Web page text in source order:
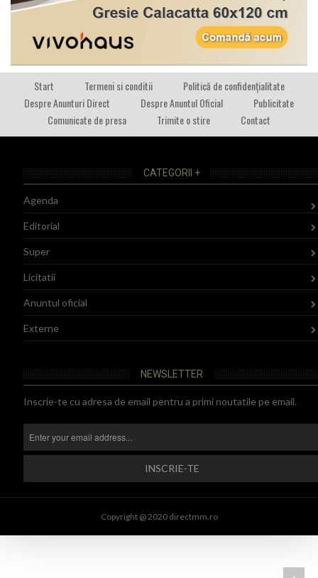
Start Termeni si conditii
Politică de confidențialitate
Despre Anunturi Direct
Despre Anuntul Oficial
Publicitate
Comunicate de presa
Trimite o stire Contact
CATEGORII +
Agenda
Editorial
Super
Licitatii
Anuntul oficial
Externe
NEWSLETTER
Inscrie-te cu adresa de email pentru a primi noutatile pe email.
Copyright @ 2020 directmm.ro